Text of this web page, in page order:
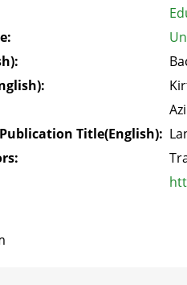
Title(English):